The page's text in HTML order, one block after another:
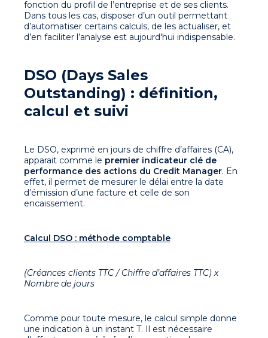
fonction du profil de l’entreprise et de ses clients.
Dans tous les cas, disposer d’un outil permettant
d’automatiser certains calculs, de les actualiser, et
d’en faciliter l’analyse est aujourd'hui indispensable.
DSO (Days Sales
Outstanding) : définition,
calcul et suivi
Le DSO, exprimé en jours de chiffre d’affaires (CA),
apparait comme le premier indicateur clé de
performance des actions du Credit Manager. En
effet, il permet de mesurer le délai entre la date
d’émission d’une facture et celle de son
encaissement.
Calcul DSO : méthode comptable
(Créances clients TTC / Chiffre d’affaires TTC) x
Nombre de jours
Comme pour toute mesure, le calcul simple donne
une indication à un instant T. Il est nécessaire